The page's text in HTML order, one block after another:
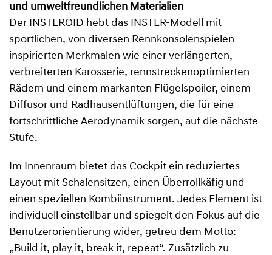
und umweltfreundlichen Materialien
Der INSTEROID hebt das INSTER-Modell mit
sportlichen, von diversen Rennkonsolenspielen
inspirierten Merkmalen wie einer verlängerten,
verbreiterten Karosserie, rennstreckenoptimierten
Rädern und einem markanten Flügelspoiler, einem
Diffusor und Radhausentlüftungen, die für eine
fortschrittliche Aerodynamik sorgen, auf die nächste
Stufe.
Im Innenraum bietet das Cockpit ein reduziertes
Layout mit Schalensitzen, einen Überrollkäfig und
einen speziellen Kombiinstrument. Jedes Element ist
individuell einstellbar und spiegelt den Fokus auf die
Benutzerorientierung wider, getreu dem Motto:
„Build it, play it, break it, repeat“. Zusätzlich zu